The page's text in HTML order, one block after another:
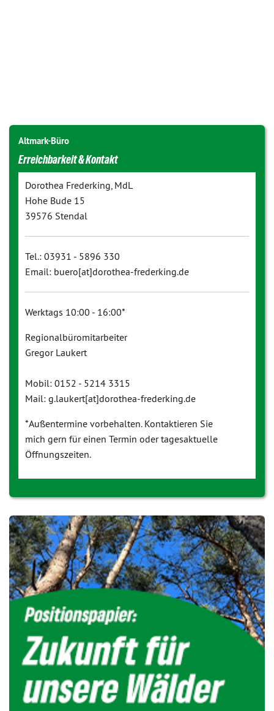
Altmark-Büro
Erreichbarkeit & Kontakt
Dorothea Frederking, MdL
Hohe Bude 15
39576 Stendal
Tel.: 03931 - 5896 330
Email: buero[at]dorothea-frederking.de
Werktags 10:00 - 16:00*
Regionalbüromitarbeiter
Gregor Laukert
Mobil: 0152 - 5214 3315
Mail: g.laukert[at]dorothea-frederking.de
*Außentermine vorbehalten. Kontaktieren Sie
mich gern für einen Termin oder tagesaktuelle
Öffnungszeiten.